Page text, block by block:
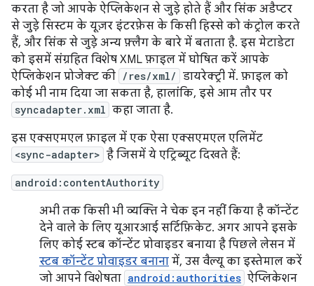
करता है जो आपके ऐप्लिकेशन से जुड़े होते हैं और सिंक अडैप्टर
से जुड़े सिस्टम के यूज़र इंटरफ़ेस के किसी हिस्से को कंट्रोल करते
हैं, और सिंक से जुड़े अन्य फ़्लैग के बारे में बताता है. इस मेटाडेटा
को इसमें संग्रहित विशेष XML फ़ाइल में घोषित करें आपके
ऐप्लिकेशन प्रोजेक्ट की /res/xml/ डायरेक्ट्री में. फ़ाइल को
कोई भी नाम दिया जा सकता है, हालांकि, इसे आम तौर पर
syncadapter.xml कहा जाता है.
इस एक्सएमएल फ़ाइल में एक ऐसा एक्सएमएल एलिमेंट
<sync-adapter> है जिसमें ये एट्रिब्यूट दिखते हैं:
android:contentAuthority
अभी तक किसी भी व्यक्ति ने चेक इन नहीं किया है कॉन्टेंट
देने वाले के लिए यूआरआई सर्टिफ़िकेट. अगर आपने इसके
लिए कोई स्टब कॉन्टेंट प्रोवाइडर बनाया है पिछले लेसन में
स्टब कॉन्टेंट प्रोवाइडर बनाना में, उस वैल्यू का इस्तेमाल करें
जो आपने विशेषता android:authorities ऐप्लिकेशन